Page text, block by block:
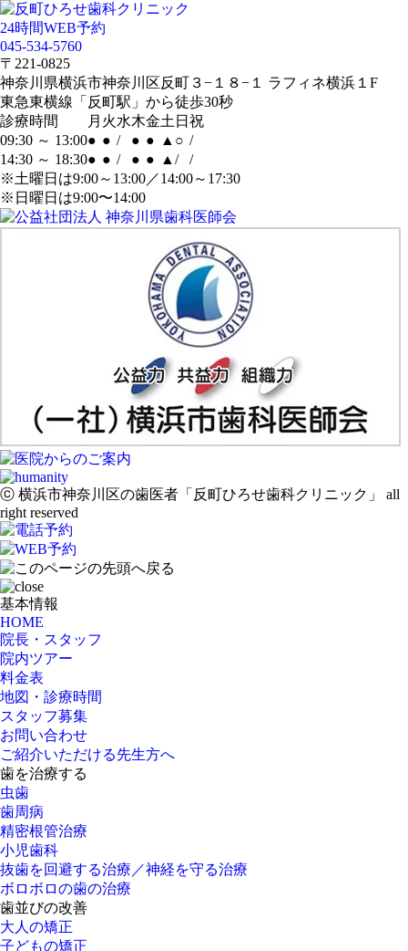
24時間WEB予約
045-534-5760
〒221-0825
神奈川県横浜市神奈川区反町３−１８−１ ラフィネ横浜１F
東急東横線「反町駅」から徒歩30秒
診療時間
月 火水木金土 日 祝
09:30 ～ 13:00● ● / ● ● ▲ ○ /
14:30 ～ 18:30● ● / ● ● ▲ /
/
※土曜日は9:00～13:00／14:00～17:30
※日曜日は9:00〜14:00
ⓒ 横浜市神奈川区の歯医者「反町ひろせ歯科クリニック」 all
right reserved
基本情報
HOME
院長・スタッフ
院内ツアー
料金表
地図・診療時間
スタッフ募集
お問い合わせ
ご紹介いただける先生方へ
歯を治療する
虫歯
歯周病
精密根管治療
小児歯科
抜歯を回避する治療／神経を守る治療
ボロボロの歯の治療
歯並びの改善
大人の矯正
子どもの矯正